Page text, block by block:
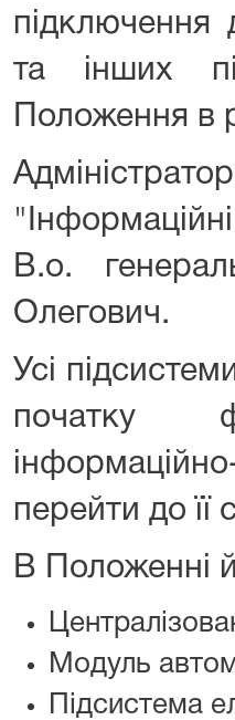
підключення
та інших
Положення в
В.о.
Олегович.
Усі
початку
перейти до її
В Положенні
Модуль
Підсистема